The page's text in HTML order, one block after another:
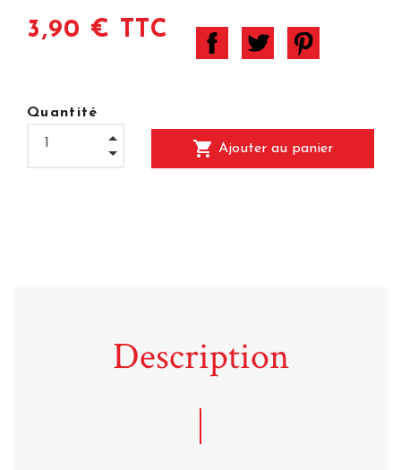
3,90 € TTC
Quantité
shopping_cart Ajouter au panier
Description